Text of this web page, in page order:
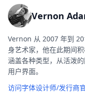
Vernon
Vernon 从 2007 年到
身艺术家，他在此期间
涵盖各种类型，从活泼
用户界面。
访问字体设计师/发行商